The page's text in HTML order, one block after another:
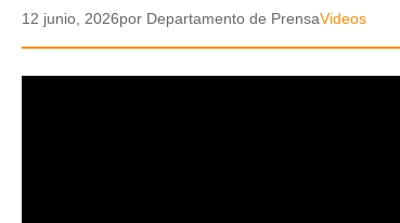
12 junio, 2026por Departamento de PrensaVideos